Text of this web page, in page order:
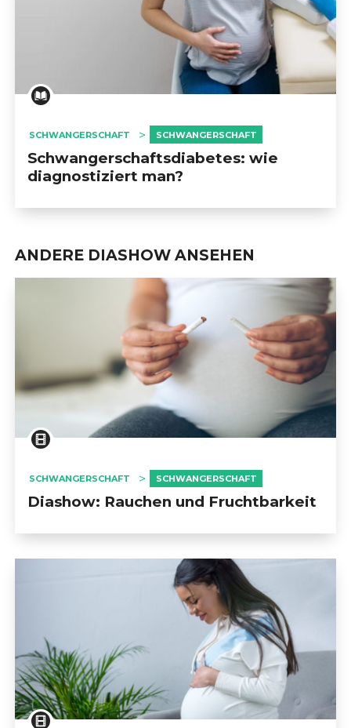
SCHWANGERSCHAFT SCHWANGERSCHAFT
Schwangerschaftsdiabetes: wie
diagnostiziert man?
ANDERE DIASHOW ANSEHEN
SCHWANGERSCHAFT SCHWANGERSCHAFT
Diashow: Rauchen und Fruchtbarkeit